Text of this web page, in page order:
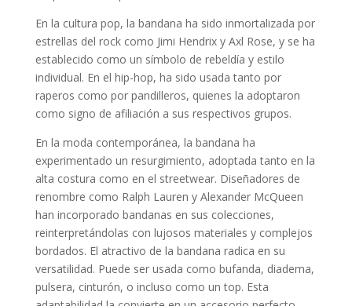
En la cultura pop, la bandana ha sido inmortalizada por
estrellas del rock como Jimi Hendrix y Axl Rose, y se ha
establecido como un símbolo de rebeldía y estilo
individual. En el hip-hop, ha sido usada tanto por
raperos como por pandilleros, quienes la adoptaron
como signo de afiliación a sus respectivos grupos.
En la moda contemporánea, la bandana ha
experimentado un resurgimiento, adoptada tanto en la
alta costura como en el streetwear. Diseñadores de
renombre como Ralph Lauren y Alexander McQueen
han incorporado bandanas en sus colecciones,
reinterpretándolas con lujosos materiales y complejos
bordados. El atractivo de la bandana radica en su
versatilidad. Puede ser usada como bufanda, diadema,
pulsera, cinturón, o incluso como un top. Esta